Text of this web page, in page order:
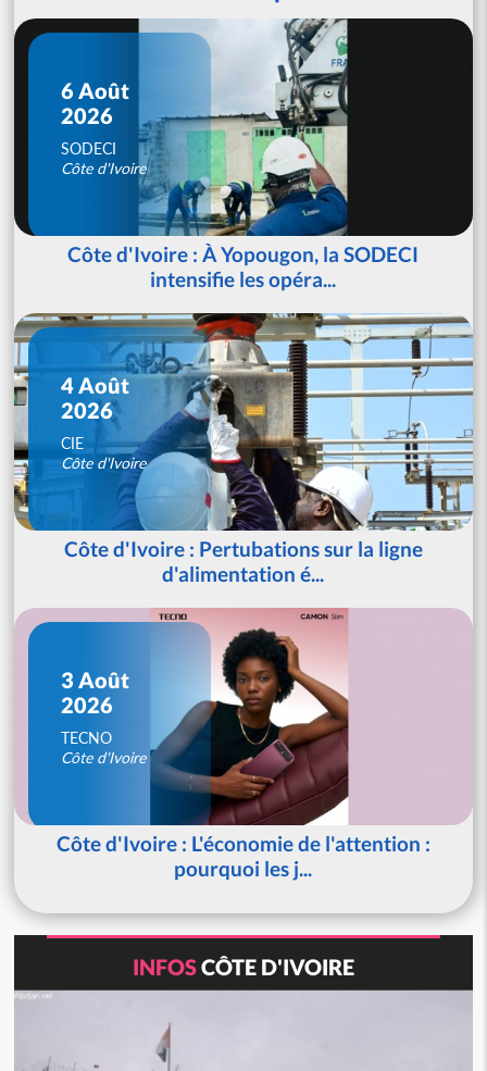
6 Août
2026
SODECI
Côte d'Ivoire
Côte d'Ivoire : À Yopougon, la SODECI
intensifie les opéra...
4 Août
2026
CIE
Côte d'Ivoire
Côte d'Ivoire : Pertubations sur la ligne
d'alimentation é...
3 Août
2026
TECNO
Côte d'Ivoire
Côte d'Ivoire : L'économie de l'attention :
pourquoi les j...
INFOSCÔTE D'IVOIRE